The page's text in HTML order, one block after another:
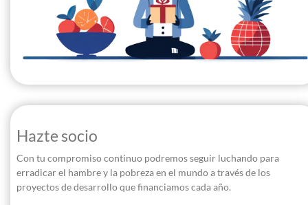
Hazte socio
Con tu compromiso continuo podremos seguir luchando para
erradicar el hambre y la pobreza en el mundo a través de los
proyectos de desarrollo que financiamos cada año.